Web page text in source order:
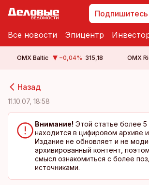
Все новости Эпицентр
OMX Baltic −0,04% 315,18 OMX
Назад
11.10.07, 18:58
Внимание! Этой статье более 5
находится в цифировом архиве
Издание не обновляет и не
архивированный контент,
смысл ознакомиться с более
источниками.